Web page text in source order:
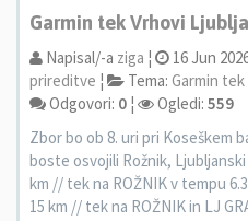
Garmin tek Vrhovi
Napisal/-a ziga ¦ 16 Jun
prireditve ¦ Tema: Garmin tek
Odgovori: 0 ¦ Ogledi: 559
Zbor bo ob 8. uri pri Koseškem
boste osvojili Rožnik,
km // tek na ROŽNIK v tempu
15 km // tek na ROŽNIK in LJ